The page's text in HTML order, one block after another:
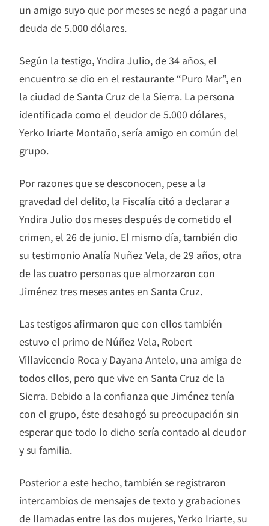
un amigo suyo que por meses se negó a pagar una
deuda de 5.000 dólares.
Según la testigo, Yndira Julio, de 34 años, el
encuentro se dio en el restaurante “Puro Mar”, en
la ciudad de Santa Cruz de la Sierra. La persona
identificada como el deudor de 5.000 dólares,
Yerko Iriarte Montaño, sería amigo en común del
grupo.
Por razones que se desconocen, pese a la
gravedad del delito, la Fiscalía citó a declarar a
Yndira Julio dos meses después de cometido el
crimen, el 26 de junio. El mismo día, también dio
su testimonio Analía Nuñez Vela, de 29 años, otra
de las cuatro personas que almorzaron con
Jiménez tres meses antes en Santa Cruz.
Las testigos afirmaron que con ellos también
estuvo el primo de Núñez Vela, Robert
Villavicencio Roca y Dayana Antelo, una amiga de
todos ellos, pero que vive en Santa Cruz de la
Sierra. Debido a la confianza que Jiménez tenía
con el grupo, éste desahogó su preocupación sin
esperar que todo lo dicho sería contado al deudor
y su familia.
Posterior a este hecho, también se registraron
intercambios de mensajes de texto y grabaciones
de llamadas entre las dos mujeres, Yerko Iriarte, su